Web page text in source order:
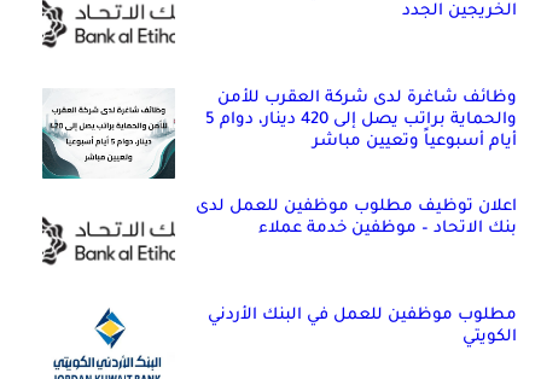
الخريجين الجدد
وظائف شاغرة لدى شركة العقرب للأمن
والحماية براتب يصل إلى 420 دينار، دوام 5
أيام أسبوعياً وتعيين مباشر
اعلان توظيف مطلوب موظفين للعمل لدى
بنك الاتحاد – موظفين خدمة عملاء
مطلوب موظفين للعمل في البنك الأردني
الكويتي